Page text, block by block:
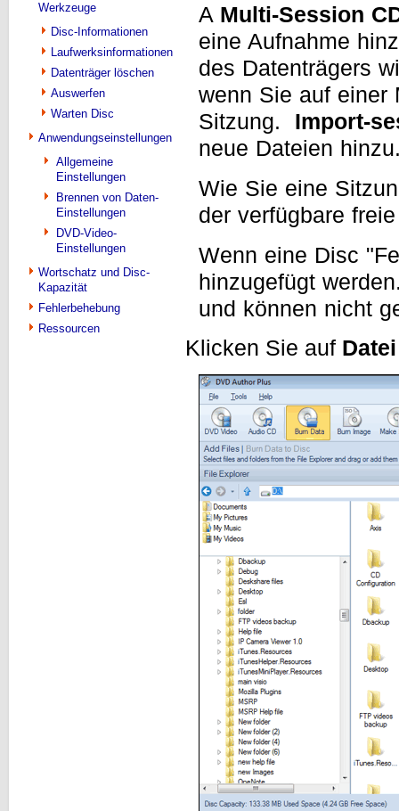
Werkzeuge
Disc-Informationen
Laufwerksinformationen
Datenträger löschen
Auswerfen
Warten Disc
Anwendungseinstellungen
Allgemeine
Einstellungen
Brennen von Daten-
Einstellungen
DVD-Video-
Einstellungen
Wortschatz und Disc-
Kapazität
Fehlerbehebung
Ressourcen
A Multi-Session
eine Aufnahme
des Datenträgers
wenn Sie auf einer
Sitzung. Import-
neue Dateien
Wie Sie eine
der verfügbare
Wenn eine Disc
hinzugefügt
und können nicht
Klicken Sie auf